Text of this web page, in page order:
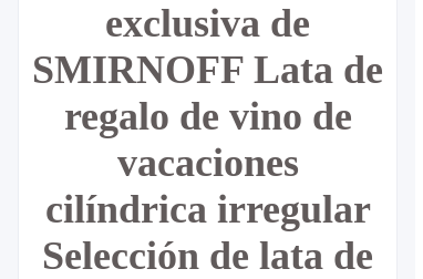
exclusiva de
SMIRNOFF Lata de
regalo de vino de
vacaciones
cilíndrica irregular
Selección de lata de